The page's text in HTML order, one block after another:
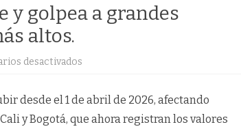
y golpea a grandes
altos.
desactivados
sube
golpea
desde el 1 de abril de 2026, afectando
y Bogotá, que ahora registran los valores